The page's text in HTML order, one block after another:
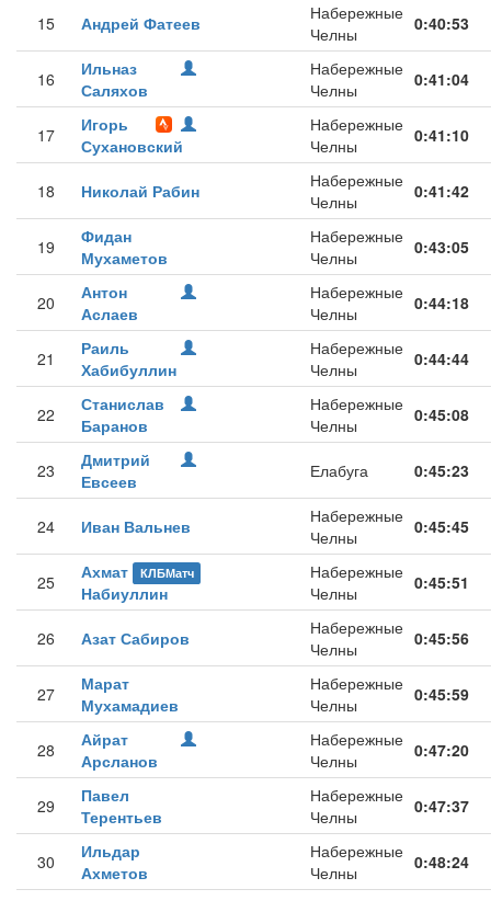
15 Андрей Фатеев
Набережные
Челны
0:40:53
16
Ильназ
Саляхов
Набережные
Челны
0:41:04
17
Игорь
Сухановский
Набережные
Челны
0:41:10
18 Николай Рабин
Набережные
Челны
0:41:42
19
Фидан
Мухаметов
Набережные
Челны
0:43:05
20
Антон
Аслаев
Набережные
Челны
0:44:18
21
Раиль
Хабибуллин
Набережные
Челны
0:44:44
22
Станислав
Баранов
Набережные
Челны
0:45:08
23
Дмитрий
Евсеев
Елабуга 0:45:23
24 Иван Вальнев
Набережные
Челны
0:45:45
25 КЛБМатч
Ахмат
Набиуллин
Набережные
Челны
0:45:51
26 Азат Сабиров
Набережные
Челны
0:45:56
27
Марат
Мухамадиев
Набережные
Челны
0:45:59
28
Айрат
Арсланов
Набережные
Челны
0:47:20
29
Павел
Терентьев
Набережные
Челны
0:47:37
30
Ильдар
Ахметов
Набережные
Челны
0:48:24